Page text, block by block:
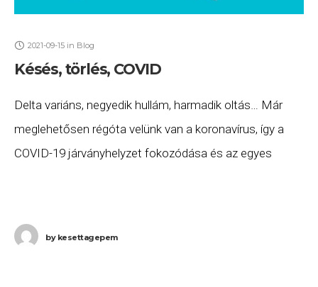
2021-09-15 in Blog
Késés, törlés, COVID
Delta variáns, negyedik hullám, harmadik oltás… Már
meglehetősen régóta velünk van a koronavírus, így a
COVID-19 járványhelyzet fokozódása és az egyes
bykesettagepem